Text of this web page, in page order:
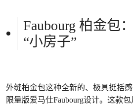
Faubourg 柏金包
“小房子”
外缝柏金包这种全新的、极具挺括
限量版爱马仕Faubourg设计。这款